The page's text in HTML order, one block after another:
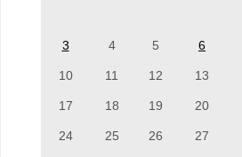
3 4 5 6
10 11 12 13
17 18 19 20
24 25 26 27